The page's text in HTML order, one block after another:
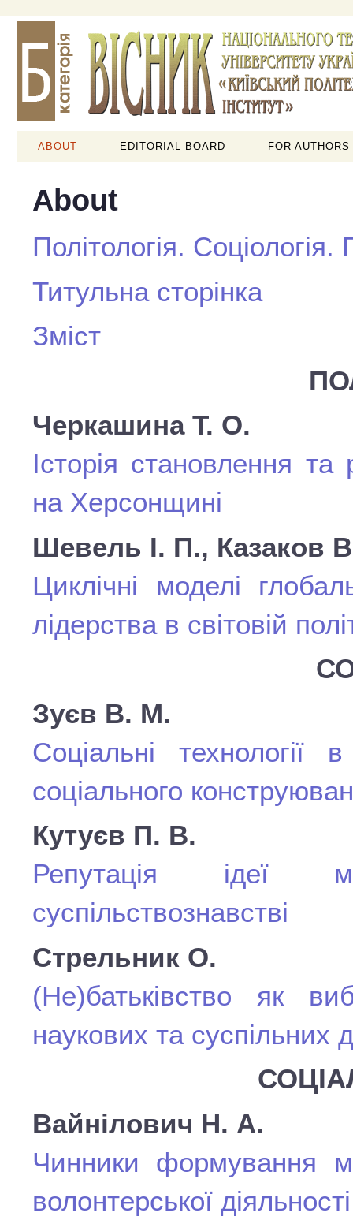
ABOUT EDITORIAL BOARD FOR AUTHORS
About
Політологія.
Титульна сторінка
Зміст
Черкашина Т. О.
Історія становлення та
на Херсонщині
Шевель І. П., Казаков
Циклічні моделі
лідерства в світовій
Зуєв В. М.
Соціальні технології
соціального
Кутуєв П. В.
Репутація ідеї
суспільствознавстві
Стрельник О.
(Не)батьківство як
наукових та суспільних
Вайнілович Н. А.
Чинники формування
волонтерської діяльності